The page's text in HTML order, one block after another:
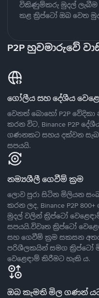
විකිණුම්කරු මුදල්
කළ ක්‍රිප්ටෝ ඔබ වෙත
P2P හුවමාරුවේ
ගෝලීය සහ දේශීය
වෙනත් බොහෝ P2P
කරන විට, Binance P2P
ගණනකට සහය දක්වන
සපයයි.
නම්‍යශීලී ගෙවීම් ක්‍රම
ලොව පුරා සිටින මිලියන
කරන ලද, Binance P2P
මුදල් වලින් ක්‍රිප්ටෝ
සපයයි.විවෘත ක්‍රිප්ටෝ
සහ ගෙවීම් ක්‍රම සකසන
පරිශීලකයින් සමග ක්‍රිප්ටෝ
වෙළෙඳාම් කිරීමට හැකි ය.
ඔබ කැමති මිල ගණන්